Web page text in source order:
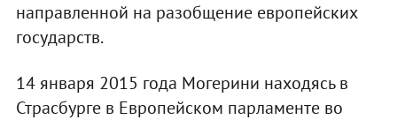
направленной на разобщение европейских
государств.
14 января 2015 года Могерини находясь в
Страсбурге в Европейском парламенте во